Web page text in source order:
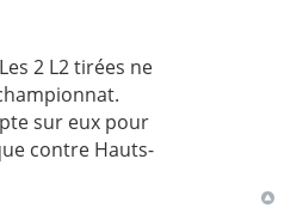
2 L2 tirées ne
sur eux pour
contre Hauts-